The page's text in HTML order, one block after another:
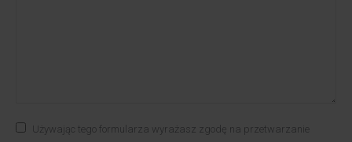
Używając tego formularza wyrażasz zgodę na przetwarzanie